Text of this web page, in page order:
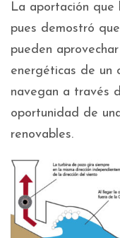
La aportación que
pues demostró
pueden
energéticas de un
navegan a través
oportunidad de
renovables.